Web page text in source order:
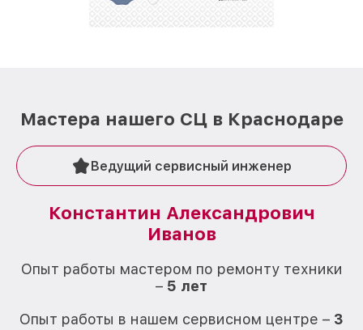
Мастера нашего СЦ в Краснодаре
Ведущий сервисный инженер
Константин Александрович
Иванов
Опыт работы мастером по ремонту техники
– 5 лет
Опыт работы в нашем сервисном центре – 3